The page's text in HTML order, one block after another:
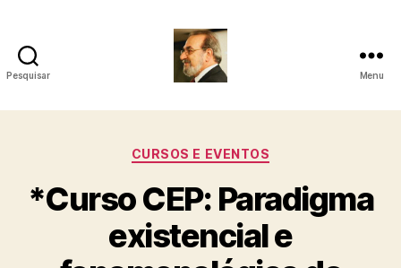
Pesquisar
-
Psicanalista
e
Menu
Categorias
CURSOS E EVENTOS
*Curso CEP: Paradigma
existencial e